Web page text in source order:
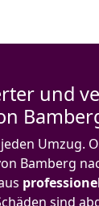
und
Umzug.
Bamberg
sind